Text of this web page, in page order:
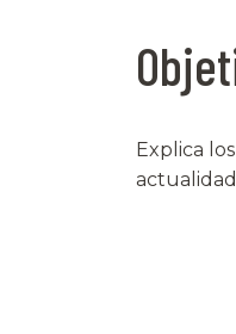
Explica
actualidad